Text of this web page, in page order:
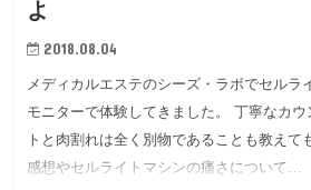
よ
2018.08.04
メディカルエステのシーズ・ラボでセル
モニターで体験してきました。 丁寧なカ
トと肉割れは全く別物であることも教えて
感想やセルライトマシンの痛さについて…